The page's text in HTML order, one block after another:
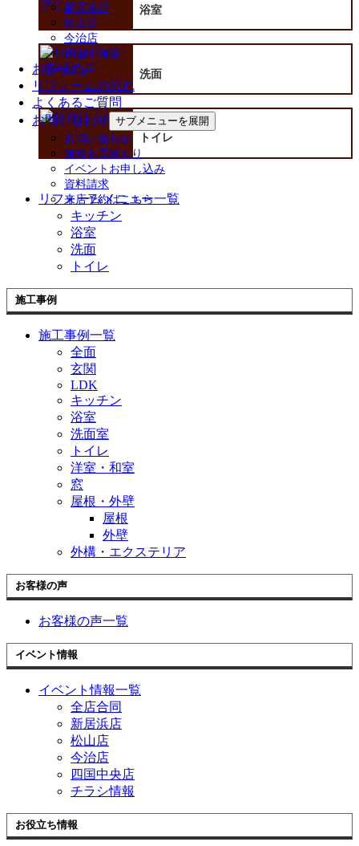
新居浜店
松山店
今治店
四国中央店
お客様の声
リフォームの流れ
よくあるご質問
お問い合わせ サブメニューを展開
お問い合わせ
無料お見積もり
イベントお申し込み
資料請求
来店予約はこちら
浴室
洗面
トイレ
リフォームメニュー一覧
キッチン
浴室
洗面
トイレ
施工事例
施工事例一覧
全面
玄関
LDK
キッチン
浴室
洗面室
トイレ
洋室・和室
窓
屋根・外壁
屋根
外壁
外構・エクステリア
お客様の声
お客様の声一覧
イベント情報
イベント情報一覧
全店合同
新居浜店
松山店
今治店
四国中央店
チラシ情報
お役立ち情報